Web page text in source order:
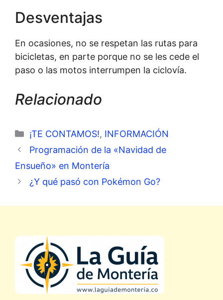
Desventajas
En ocasiones, no se respetan las rutas para
bicicletas, en parte porque no se les cede el
paso o las motos interrumpen la ciclovía.
Relacionado
Categorías
¡TE CONTAMOS!, INFORMACIÓN
Programación de la «Navidad de
Ensueño» en Montería
¿Y qué pasó con Pokémon Go?